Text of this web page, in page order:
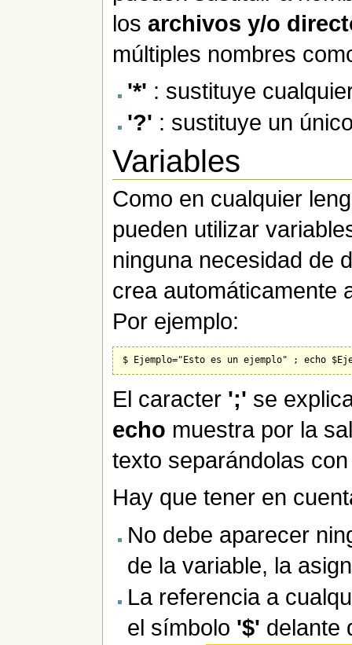
losarchivos y/o
múltiples nombres
'*' : sustituye
'?' : sustituye un
Variables
Como en cualquier
pueden utilizar
ninguna necesidad de
crea automáticamente
Por ejemplo:
El caracter ';' se
echo muestra por la
texto separándolas
Hay que tener en
No debe aparecer
de la variable, la
La referencia a
el símbolo '$' delante